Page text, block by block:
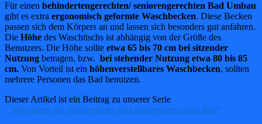
Für einen behindertengerechten/ seniorengerechten Bad Umbau
gibt es extra ergonomisch geformte Waschbecken. Diese Becken
passen sich dem Körpers an und lassen sich besonders gut anfahren.
Die Höhe des Waschtischs ist abhängig von der Größe des
Benutzers. Die Höhe sollte etwa 65 bis 70 cm bei sitzender
Nutzung betragen, bzw. bei stehender Nutzung etwa 80 bis 85
cm. Von Vorteil ist ein höhenverstellbares Waschbecken, sollten
mehrere Personen das Bad benutzen.
Dieser Artikel ist ein Beitrag zu unserer Serie
“ Wir planen ein barrierefreies und seniorengerechtes Bad“